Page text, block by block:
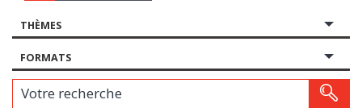
THÈMES
FORMATS
Votre recherche